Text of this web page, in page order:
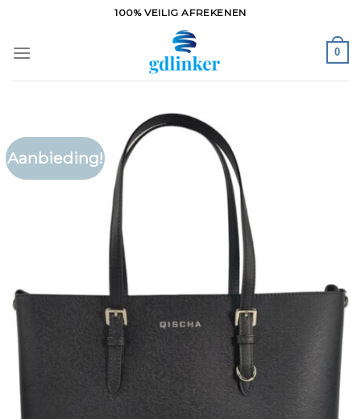
inhoud
100% VEILIG AFREKENEN
0
Aanbieding!